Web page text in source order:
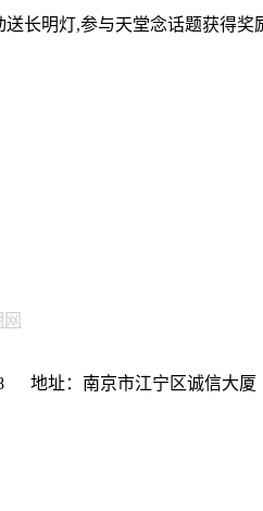
长明灯,参与天堂念话题获得奖
地址：南京市江宁区诚信大厦